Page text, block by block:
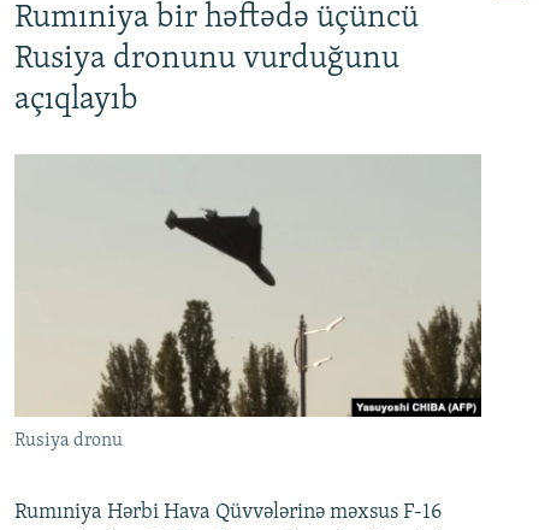
Rumıniya bir həftədə üçüncü
Rusiya dronunu vurduğunu
açıqlayıb
Rusiya dronu
Rumıniya Hərbi Hava Qüvvələrinə məxsus F-16